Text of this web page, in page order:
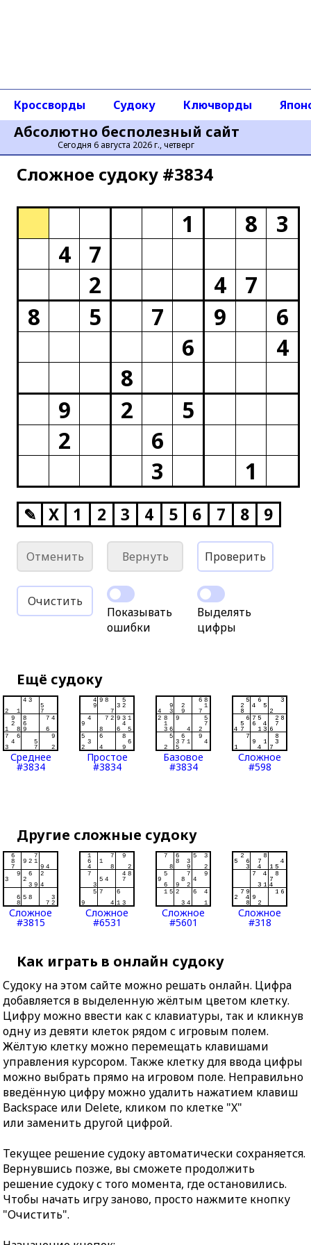
Абсолютно бесполезный сайт
Сегодня 6 августа 2026 г., четверг
Кроссворды Судоку Ключворды
Сложное cудоку #3834
1 8
3
4
7
2
4
7
8
5 7 9
6
6
4
8
9
2
5
2
6
3
1
✎ X 1 2 3 4 5 6 7 8 9
Отменить Вернуть Проверить
Очистить
Показывать
ошибки
Выделять
цифры
Ещё судоку
Среднее
#3834
Простое
#3834
Базовое
#3834
Сложное
#598
Другие сложные судоку
Сложное
#3815
Сложное
#6531
Сложное
#5601
Сложное
#318
Как играть в онлайн судоку
Судоку на этом сайте можно решать онлайн. Цифра
добавляется в выделенную жёлтым цветом клетку.
Цифру можно ввести как с клавиатуры, так и кликнув
одну из девяти клеток рядом с игровым полем.
Жёлтую клетку можно перемещать клавишами
управления курсором. Также клетку для ввода цифры
можно выбрать прямо на игровом поле. Неправильно
введённую цифру можно удалить нажатием клавиш
Backspace или Delete, кликом по клетке "X"
или заменить другой цифрой.
Текущее решение судоку автоматически сохраняется.
Вернувшись позже, вы сможете продолжить
решение судоку с того момента, где остановились.
Чтобы начать игру заново, просто нажмите кнопку
"Очистить".